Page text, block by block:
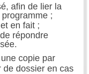
afin de lier la
;
en fait ;
répondre
copie par
de dossier en cas